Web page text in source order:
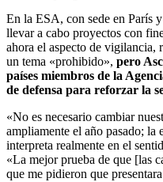
En la ESA, con sede en París
llevar a cabo proyectos con
ahora el aspecto de
un tema «prohibido», pero
países miembros de la
de defensa para reforzar la
«No es necesario cambiar
ampliamente el año pasado; la
interpreta realmente en el
«La mejor prueba de que [las
que me pidieron que